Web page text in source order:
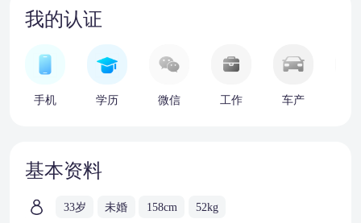
我的认证
手机 学历 微信 工作 车产
基本资料
33岁 未婚 158cm 52kg